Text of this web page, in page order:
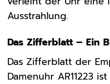
Ausstrahlung.
Das Zifferblatt – Ein
Das Zifferblatt der
Damenuhr AR11223